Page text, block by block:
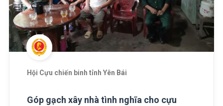
Hội Cựu chiến binh tỉnh Yên Bái
Góp gạch xây nhà tình nghĩa cho cựu